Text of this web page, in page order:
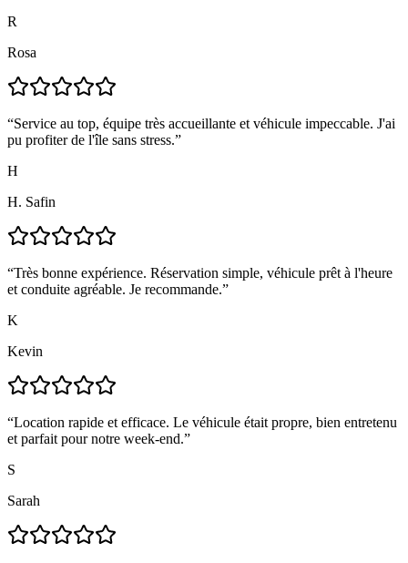
R
Rosa
“Service au top, équipe très accueillante et véhicule impeccable. J'ai
pu profiter de l'île sans stress.”
H
H. Safin
“Très bonne expérience. Réservation simple, véhicule prêt à l'heure
et conduite agréable. Je recommande.”
K
Kevin
“Location rapide et efficace. Le véhicule était propre, bien entretenu
et parfait pour notre week-end.”
S
Sarah